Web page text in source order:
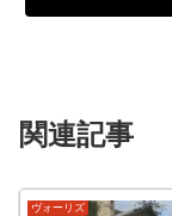
関連記事
ヴォーリズ